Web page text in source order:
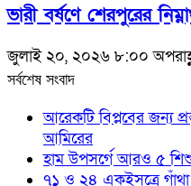
ভারী বর্ষণে শেরপুরের
জুলাই ২০, ২০২৬ ৮:০০
সর্বশেষ সংবাদ
আরেকটি বিপ্লবের জন্য
আমিরের
হাম উপসর্গে আরও ৫
৭১ ও ২৪ একইসূত্রে গাঁথা: